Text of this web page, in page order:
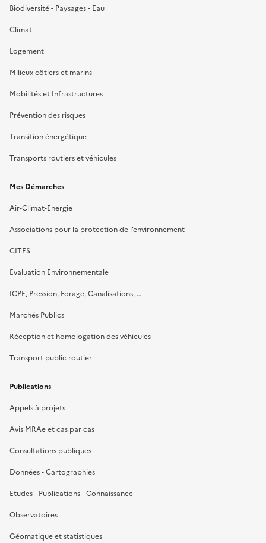
Biodiversité - Paysages - Eau
Climat
Logement
Milieux côtiers et marins
Mobilités et Infrastructures
Prévention des risques
Transition énergétique
Transports routiers et véhicules
Mes Démarches
Air-Climat-Energie
Associations pour la protection de l’environnement
CITES
Evaluation Environnementale
ICPE, Pression, Forage, Canalisations, …
Marchés Publics
Réception et homologation des véhicules
Transport public routier
Publications
Appels à projets
Avis MRAe et cas par cas
Consultations publiques
Données - Cartographies
Etudes - Publications - Connaissance
Observatoires
Géomatique et statistiques